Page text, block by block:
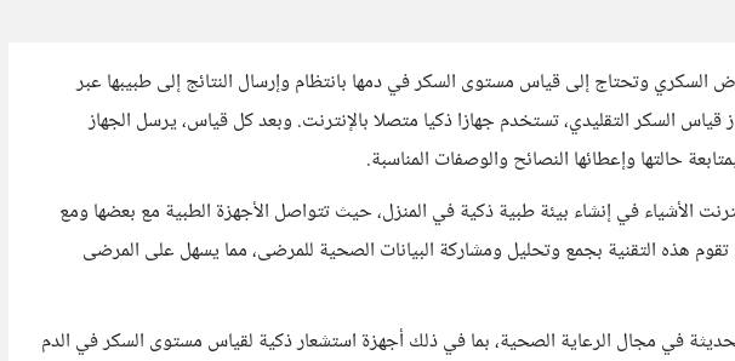
وتحتاج إلى قياس مستوى السكر في دمها بانتظام وإرسال النتائج إلى طبيبها عبر
السكر التقليدي، تستخدم جهازا ذكيا متصلا بالإنترنت. وبعد كل قياس، يرسل الجهاز
حالتها وإعطائها النصائح والوصفات المناسبة.
الأشياء في إنشاء بيئة طبية ذكية في المنزل، حيث تتواصل الأجهزة الطبية مع بعضها ومع
تقوم هذه التقنية بجمع وتحليل ومشاركة البيانات الصحية للمرضى، مما يسهل على المرضى
في مجال الرعاية الصحية، بما في ذلك أجهزة استشعار ذكية لقياس مستوى السكر في الدم